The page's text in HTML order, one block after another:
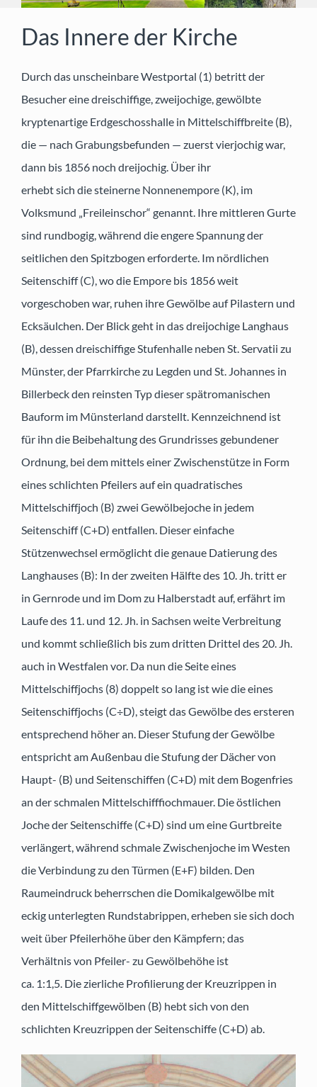
Vereine & Verbände
Rat & Hilfe
Kontakt
Das Innere der Kirche
Durch das unscheinbare Westportal (1) betritt der
Besucher eine dreischiffige, zweijochige, gewölbte
kryptenartige Erdgeschosshalle in Mittelschiffbreite (B),
die — nach Grabungsbefunden — zuerst vierjochig war,
dann bis 1856 noch dreijochig. Über ihr
erhebt sich die steinerne Nonnenempore (K), im
Volksmund „Freileinschor“ genannt. Ihre mittleren Gurte
sind rundbogig, während die engere Spannung der
seitlichen den Spitzbogen erforderte. Im nördlichen
Seitenschiff (C), wo die Empore bis 1856 weit
vorgeschoben war, ruhen ihre Gewölbe auf Pilastern und
Ecksäulchen. Der Blick geht in das dreijochige Langhaus
(B), dessen dreischiffige Stufenhalle neben St. Servatii zu
Münster, der Pfarrkirche zu Legden und St. Johannes in
Billerbeck den reinsten Typ dieser spätromanischen
Bauform im Münsterland darstellt. Kennzeichnend ist
für ihn die Beibehaltung des Grundrisses gebundener
Ordnung, bei dem mittels einer Zwischenstütze in Form
eines schlichten Pfeilers auf ein quadratisches
Mittelschiffjoch (B) zwei Gewölbejoche in jedem
Seitenschiff (C+D) entfallen. Dieser einfache
Stützenwechsel ermöglicht die genaue Datierung des
Langhauses (B): In der zweiten Hälfte des 10. Jh. tritt er
in Gernrode und im Dom zu Halberstadt auf, erfährt im
Laufe des 11. und 12. Jh. in Sachsen weite Verbreitung
und kommt schließlich bis zum dritten Drittel des 20. Jh.
auch in Westfalen vor. Da nun die Seite eines
Mittelschiffjochs (8) doppelt so lang ist wie die eines
Seitenschiffjochs (C÷D), steigt das Gewölbe des ersteren
entsprechend höher an. Dieser Stufung der Gewölbe
entspricht am Außenbau die Stufung der Dächer von
Haupt- (B) und Seitenschiffen (C+D) mit dem Bogenfries
an der schmalen Mittelschifffiochmauer. Die östlichen
Joche der Seitenschiffe (C+D) sind um eine Gurtbreite
verlängert, während schmale Zwischenjoche im Westen
die Verbindung zu den Türmen (E+F) bilden. Den
Raumeindruck beherrschen die Domikalgewölbe mit
eckig unterlegten Rundstabrippen, erheben sie sich doch
weit über Pfeilerhöhe über den Kämpfern; das
Verhältnis von Pfeiler- zu Gewölbehöhe ist
ca. 1:1,5. Die zierliche Profilierung der Kreuzrippen in
den Mittelschiffgewölben (B) hebt sich von den
schlichten Kreuzrippen der Seitenschiffe (C+D) ab.